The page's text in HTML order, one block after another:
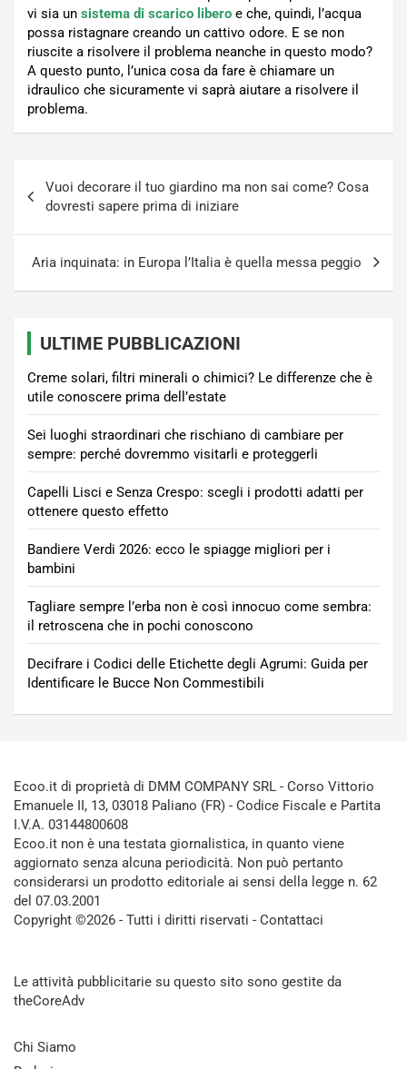
vi sia un sistema di scarico libero e che, quindi, l’acqua
possa ristagnare creando un cattivo odore. E se non
riuscite a risolvere il problema neanche in questo modo?
A questo punto, l’unica cosa da fare è chiamare un
idraulico che sicuramente vi saprà aiutare a risolvere il
problema.
articoli
Vuoi decorare il tuo giardino ma non sai come? Cosa
dovresti sapere prima di iniziare
Aria inquinata: in Europa l’Italia è quella messa peggio
ULTIME PUBBLICAZIONI
Creme solari, filtri minerali o chimici? Le differenze che è
utile conoscere prima dell’estate
Sei luoghi straordinari che rischiano di cambiare per
sempre: perché dovremmo visitarli e proteggerli
Capelli Lisci e Senza Crespo: scegli i prodotti adatti per
ottenere questo effetto
Bandiere Verdi 2026: ecco le spiagge migliori per i
bambini
Tagliare sempre l’erba non è così innocuo come sembra:
il retroscena che in pochi conoscono
Decifrare i Codici delle Etichette degli Agrumi: Guida per
Identificare le Bucce Non Commestibili
Ecoo.it di proprietà di DMM COMPANY SRL - Corso Vittorio
Emanuele II, 13, 03018 Paliano (FR) - Codice Fiscale e Partita
I.V.A. 03144800608
Ecoo.it non è una testata giornalistica, in quanto viene
aggiornato senza alcuna periodicità. Non può pertanto
considerarsi un prodotto editoriale ai sensi della legge n. 62
del 07.03.2001
Copyright ©2026 - Tutti i diritti riservati - Contattaci
Le attività pubblicitarie su questo sito sono gestite da
theCoreAdv
Chi Siamo